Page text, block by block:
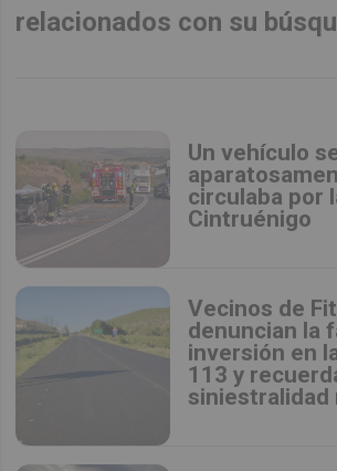
relacionados con su
Un vehículo
circulaba por
Cintruénigo
Vecinos de
denuncian la
inversión en
113 y
siniestralidad